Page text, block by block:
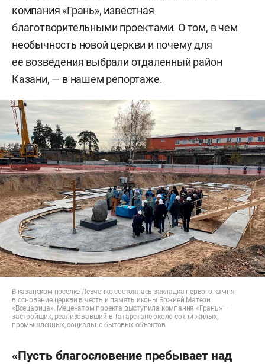
компания «Грань», известная
благотворительными проектами. О том, в чем
необычность новой церкви и почему для
ее возведения выбрали отдаленный район
Казани, — в нашем репортаже.
В казанском поселке Левченко состоялась закладка первого камня
в основание церкви в честь и память иконы Божией Матери
«Всецарица». Меценатом проекта выступила компания «Грань» —
застройщик, реализовавший в Татарстане около сотни жилых,
промышленных, социально-бытовых объектов
«Пусть благословение пребывает над